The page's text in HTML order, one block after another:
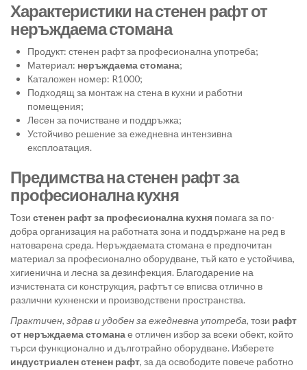
Характеристики на стенен рафт от
неръждаема стомана
Продукт: стенен рафт за професионална употреба;
Материал: неръждаема стомана;
Каталожен номер: R1000;
Подходящ за монтаж на стена в кухни и работни
помещения;
Лесен за почистване и поддръжка;
Устойчиво решение за ежедневна интензивна
експлоатация.
Предимства на стенен рафт за
професионална кухня
Този стенен рафт за професионална кухня помага за по-
добра организация на работната зона и поддържане на ред в
натоварена среда. Неръждаемата стомана е предпочитан
материал за професионално оборудване, тъй като е устойчива,
хигиенична и лесна за дезинфекция. Благодарение на
изчистената си конструкция, рафтът се вписва отлично в
различни кухненски и производствени пространства.
Практичен, здрав и удобен за ежедневна употреба, този рафт
от неръждаема стоманае отличен избор за всеки обект, който
търси функционално и дълготрайно оборудване. Изберете
индустриален стенен рафт, за да освободите повече работно